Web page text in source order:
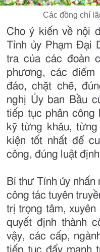
Các đồng chí
Cho ý kiến về nội
Tỉnh ủy Phạm Đại
tra của các đoàn
phương, các
đáo, chặt chẽ,
nghị Ủy ban Bầu
tiếp tục phân công
kỹ từng khâu,
kiện tốt nhất để
công, đúng luật
Bí thư Tỉnh ủy nhấn
công tác tuyên
trị trọng tâm, xuyên
quyết định thành
vậy, các cấp,
tiếp tục đẩy mạnh